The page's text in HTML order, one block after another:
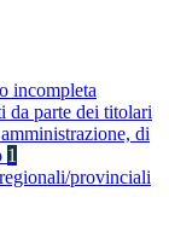
incompleta
da parte dei titolari
di
1
provinciali